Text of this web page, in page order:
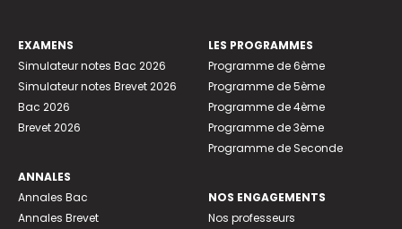
EXAMENS
Simulateur notes Bac 2026
Simulateur notes Brevet 2026
Bac 2026
Brevet 2026
ANNALES
Annales Bac
Annales Brevet
LES PROGRAMMES
Programme de 6ème
Programme de 5ème
Programme de 4ème
Programme de 3ème
Programme de Seconde
NOS ENGAGEMENTS
Nos professeurs